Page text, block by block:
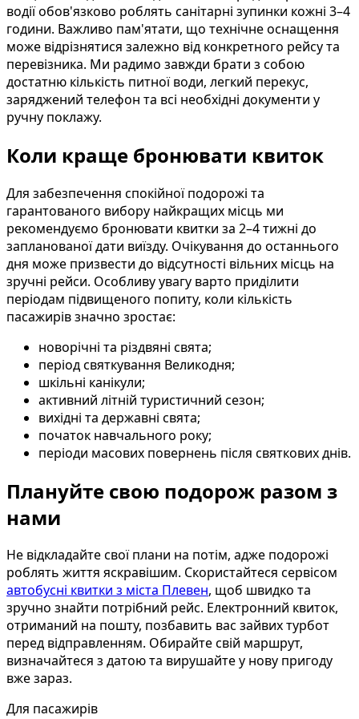
водії обов'язково роблять санітарні зупинки кожні 3–4
години. Важливо пам'ятати, що технічне оснащення
може відрізнятися залежно від конкретного рейсу та
перевізника. Ми радимо завжди брати з собою
достатню кількість питної води, легкий перекус,
заряджений телефон та всі необхідні документи у
ручну поклажу.
Коли краще бронювати квиток
Для забезпечення спокійної подорожі та
гарантованого вибору найкращих місць ми
рекомендуємо бронювати квитки за 2–4 тижні до
запланованої дати виїзду. Очікування до останнього
дня може призвести до відсутності вільних місць на
зручні рейси. Особливу увагу варто приділити
періодам підвищеного попиту, коли кількість
пасажирів значно зростає:
новорічні та різдвяні свята;
період святкування Великодня;
шкільні канікули;
активний літній туристичний сезон;
вихідні та державні свята;
початок навчального року;
періоди масових повернень після святкових днів.
Плануйте свою подорож разом з
нами
Не відкладайте свої плани на потім, адже подорожі
роблять життя яскравішим. Скористайтеся сервісом
автобусні квитки з міста Плевен, щоб швидко та
зручно знайти потрібний рейс. Електронний квиток,
отриманий на пошту, позбавить вас зайвих турбот
перед відправленням. Обирайте свій маршрут,
визначайтеся з датою та вирушайте у нову пригоду
вже зараз.
Для пасажирів